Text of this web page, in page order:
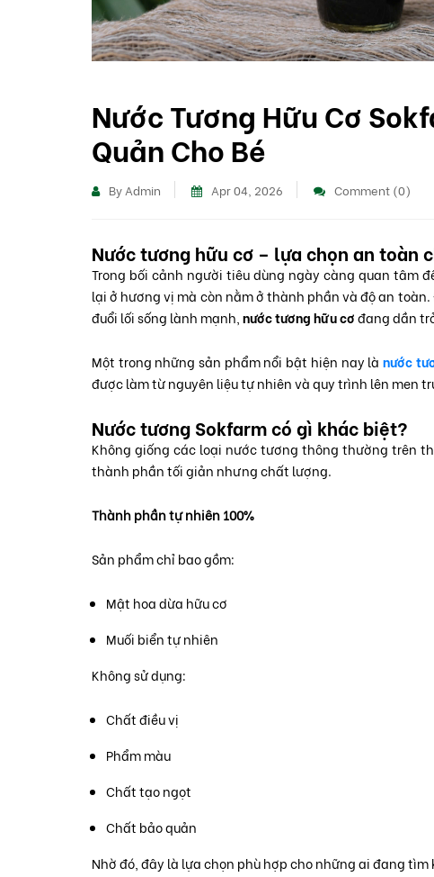
Nước Tương Hữu Cơ
Quản Cho Bé
By Admin Apr 04, 2026 Comment (0)
Nước tương hữu cơ – lựa chọn an toàn
Trong bối cảnh người tiêu dùng ngày càng quan tâm
lại ở hương vị mà còn nằm ở thành phần và độ an
đuổi lối sống lành mạnh, nước tương hữu cơđang dần
Một trong những sản phẩm nổi bật hiện nay là nước
được làm từ nguyên liệu tự nhiên và quy trình lên men
Nước tương Sokfarm có gì khác biệt?
Không giống các loại nước tương thông thường trên
thành phần tối giản nhưng chất lượng.
Thành phần tự nhiên 100%
Sản phẩm chỉ bao gồm:
Mật hoa dừa hữu cơ
Muối biển tự nhiên
Không sử dụng:
Chất điều vị
Phẩm màu
Chất tạo ngọt
Chất bảo quản
Nhờ đó, đây là lựa chọn phù hợp cho những ai đang tìm